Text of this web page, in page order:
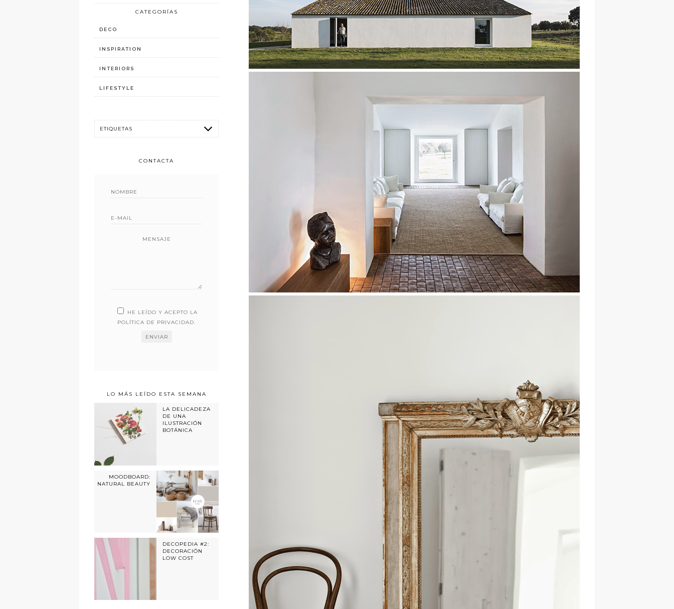
CATEGORÍAS
DECO
INSPIRATION
INTERIORS
LIFESTYLE
CONTACTA
MENSAJE
HE LEÍDO Y ACEPTO LA
POLÍTICA DE PRIVACIDAD.
LO MÁS LEÍDO ESTA SEMANA
LA DELICADEZA
DE UNA
ILUSTRACIÓN
BOTÁNICA
MOODBOARD:
NATURAL BEAUTY
DECOPEDIA #2:
DECORACIÓN
LOW COST